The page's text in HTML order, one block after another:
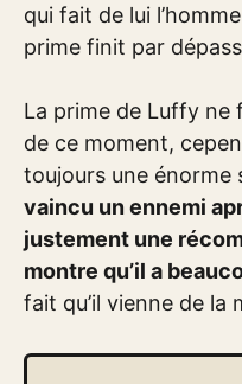
qui fait de lui
prime finit par
La prime de Luffy ne
de ce moment,
toujours une énorme
vaincu un ennemi
justement une
montre qu’il a
fait qu’il vienne de la